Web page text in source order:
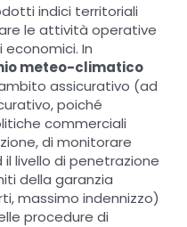
indici territoriali
le attività operative
economici. In
meteo-climatico
assicurativo (ad
poiché
commerciali
di monitorare
livello di penetrazione
della garanzia
massimo indennizzo)
procedure di